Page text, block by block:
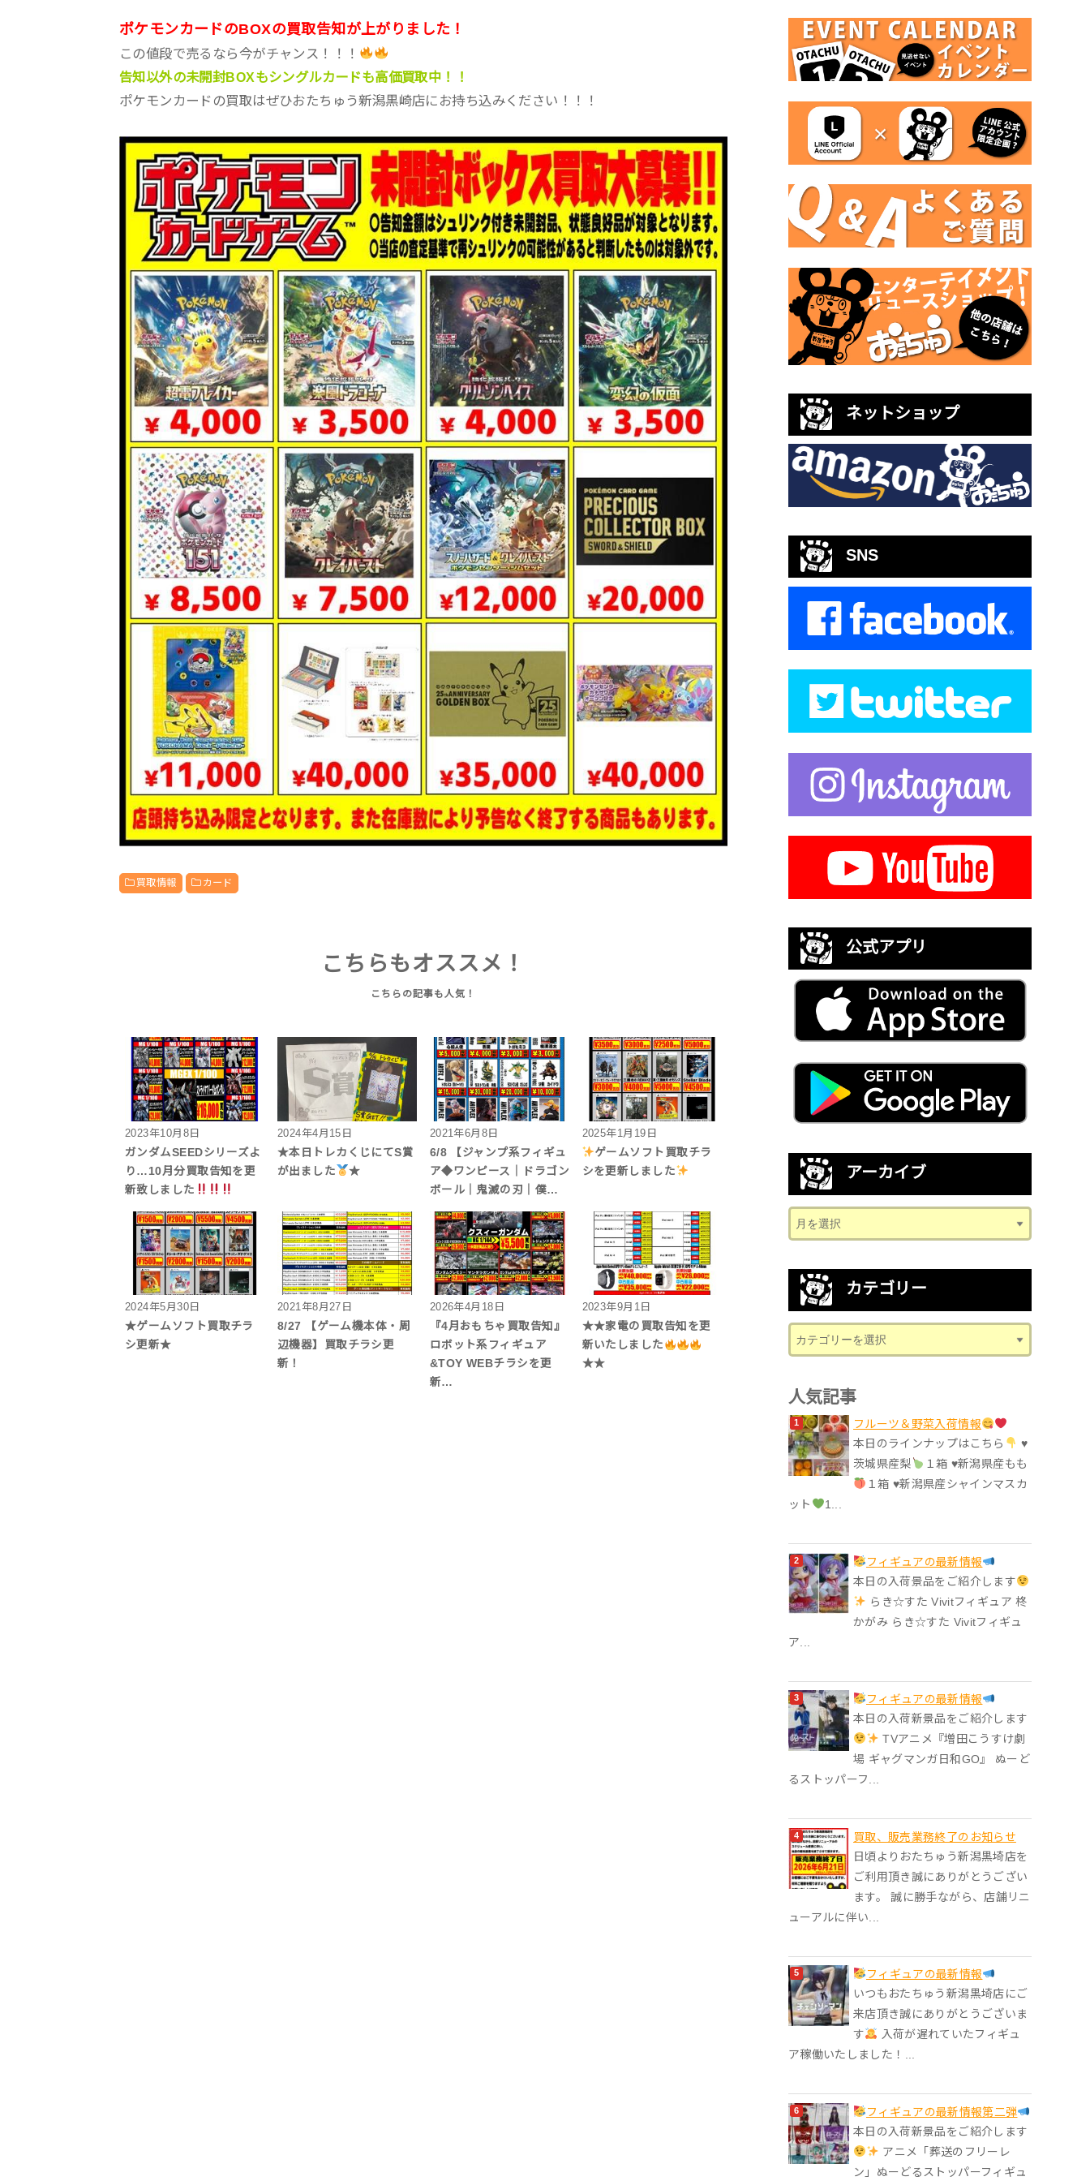
ポケモンカードのBOXの買取告知が上がりました！
この値段で売るなら今がチャンス！！！
告知以外の未開封BOXもシングルカードも高価買取中！！
ポケモンカードの買取はぜひおたちゅう新潟黒崎店にお持ち込みください！！！
買取情報 カード
こちらもオススメ！
2023年10月8日
ガンダムSEEDシリーズよ
り…10月分買取告知を更
新致しました
2024年4月15日
★本日トレカくじにてS賞
が出ました
★
2021年6月8日
6/8 【ジャンプ系フィギュ
ア◆ワンピース｜ドラゴン
ボール｜鬼滅の刃｜僕…
2025年1月19日
ゲームソフト買取チラ
シを更新しました
2024年5月30日
★ゲームソフト買取チラ
シ更新★
2021年8月27日
8/27 【ゲーム機本体・周
辺機器】買取チラシ更
新！
2026年4月18日
『4月おもちゃ買取告知』
ロボット系フィギュア
&TOY WEBチラシを更
新…
2023年9月1日
★★家電の買取告知を更
新いたしました
★★
ネットショップ
SNS
公式アプリ
アーカイブ
カテゴリー
人気記事
フルーツ＆野菜入荷情報
本日のラインナップはこちら
♥︎
茨城県産梨
１箱 ♥︎新潟県産もも
１箱 ♥︎新潟県産シャインマスカ
ット
1...
フィギュアの最新情報
本日の入荷景品をご紹介します
らき☆すた Vivitフィギュア 柊
かがみ らき☆すた Vivitフィギュ
ア...
フィギュアの最新情報
本日の入荷新景品をご紹介します
TVアニメ『増田こうすけ劇
場 ギャグマンガ日和GO』 ぬーど
るストッパーフ...
買取、販売業務終了のお知らせ
日頃よりおたちゅう新潟黒埼店を
ご利用頂き誠にありがとうござい
ます。 誠に勝手ながら、店舗リニ
ューアルに伴い...
フィギュアの最新情報
いつもおたちゅう新潟黒埼店にご
来店頂き誠にありがとうございま
す
入荷が遅れていたフィギュ
ア稼働いたしました！...
フィギュアの最新情報第二弾
本日の入荷新景品をご紹介します
アニメ「葬送のフリーレ
ン」ぬーどるストッパーフィギュ